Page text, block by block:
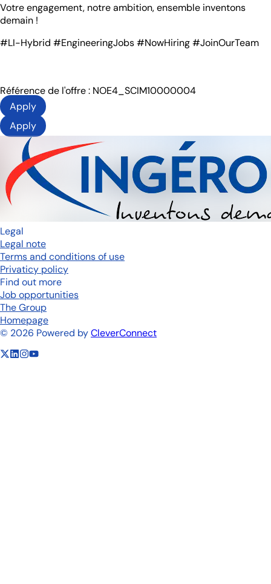
Votre engagement, notre ambition, ensemble inventons
demain !
#LI-Hybrid #EngineeringJobs #NowHiring #JoinOurTeam
Référence de l'offre : NOE4_SCIM10000004
Apply
Apply
Legal
Legal note
Terms and conditions of use
Privaticy policy
Find out more
Job opportunities
The Group
Homepage
© 2026 Powered byCleverConnect